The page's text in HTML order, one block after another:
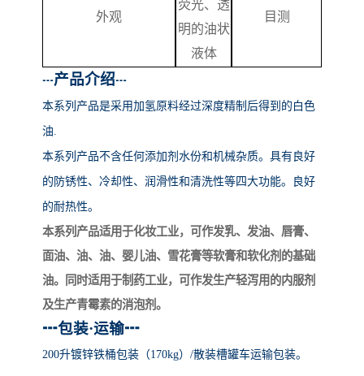
外观
荧光、透
明的油状
液体
目测
┅产品介绍┅
本系列产品是采用加氢原料经过深度精制后得到的白色
油.
本系列产品不含任何添加剂水份和机械杂质。具有良好
的防锈性、冷却性、润滑性和清洗性等四大功能。良好
的耐热性。
本系列产品适用于化妆工业，可作发乳、发油、唇膏、
面油、油、油、婴儿油、雪花膏等软膏和软化剂的基础
油。同时适用于制药工业，可作发生产轻泻用的内服剂
及生产青霉素的消泡剂。
┅包装·运输┅
200升镀锌铁桶包装（170kg）/散装槽罐车运输包装。